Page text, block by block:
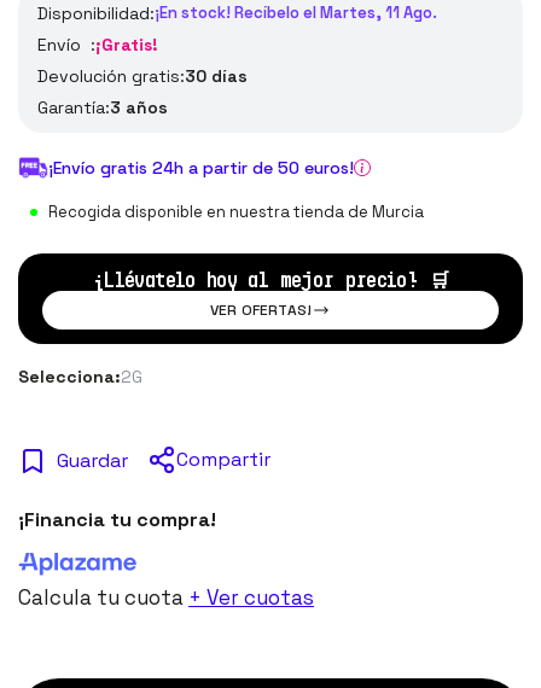
Disponibilidad:¡En stock! Recíbelo el Martes, 11 Ago.
Envío :¡Gratis!
Devolución gratis:30 días
Garantía:3 años
¡Envío gratis 24h a partir de 50 euros!
Recogida disponible en nuestra tienda de Murcia
¡Llévatelo hoy al mejor precio! 🛒
VER OFERTAS!
Selecciona:2G
Guardar Compartir
¡Financia tu compra!
Calcula tu cuota + Ver cuotas